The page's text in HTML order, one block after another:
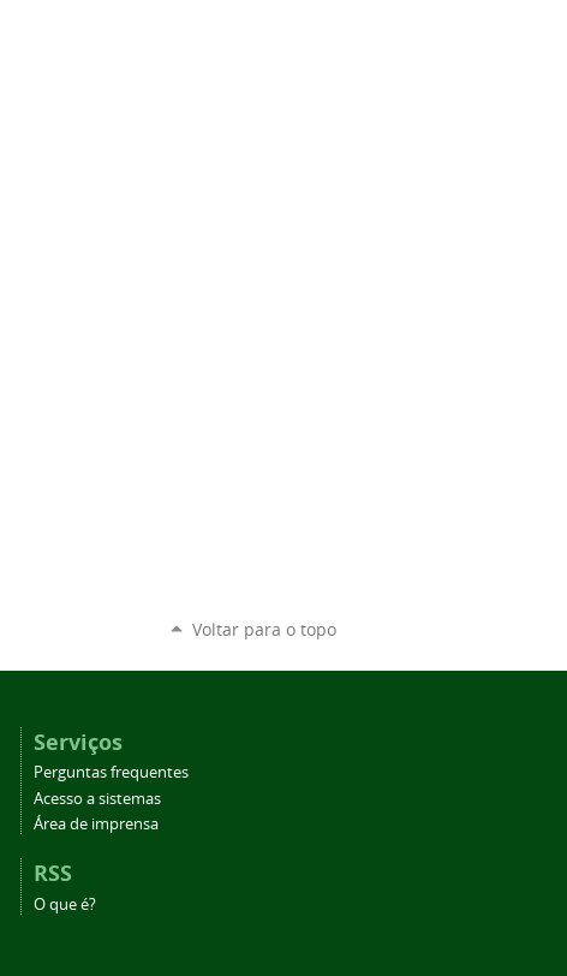
Voltar para o topo
Serviços
Perguntas frequentes
Acesso a sistemas
Área de imprensa
RSS
O que é?